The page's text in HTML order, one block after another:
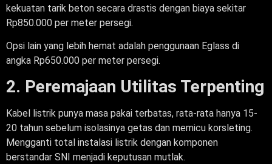
kekuatan tarik beton secara drastis dengan biaya sekitar
Rp850.000 per meter persegi.
Opsi lain yang lebih hemat adalah penggunaan Eglass di
angka Rp650.000 per meter persegi.
2. Peremajaan Utilitas Terpenting
Kabel listrik punya masa pakai terbatas, rata-rata hanya 15-
20 tahun sebelum isolasinya getas dan memicu korsleting.
Mengganti total instalasi listrik dengan komponen
berstandar SNI menjadi keputusan mutlak.